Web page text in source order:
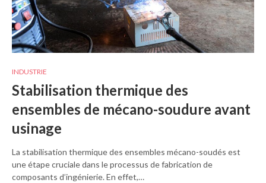
INDUSTRIE
Stabilisation thermique des
ensembles de mécano-soudure avant
usinage
La stabilisation thermique des ensembles mécano-soudés est
une étape cruciale dans le processus de fabrication de
composants d’ingénierie. En effet,…